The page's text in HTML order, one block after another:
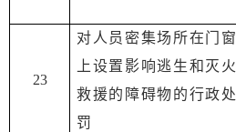
23
对人员密集场所在门窗
上设置影响逃生和灭火
救援的障碍物的行政处
罚